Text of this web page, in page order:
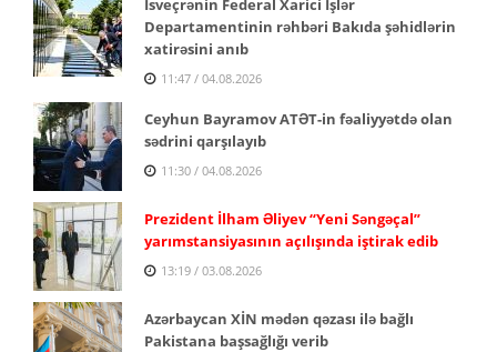
İsveçrənin Federal Xarici İşlər
Departamentinin rəhbəri Bakıda şəhidlərin
xatirəsini anıb
11:47 / 04.08.2026
Ceyhun Bayramov ATƏT-in fəaliyyətdə olan
sədrini qarşılayıb
11:30 / 04.08.2026
Prezident İlham Əliyev “Yeni Səngəçal”
yarımstansiyasının açılışında iştirak edib
13:19 / 03.08.2026
Azərbaycan XİN mədən qəzası ilə bağlı
Pakistana başsağlığı verib